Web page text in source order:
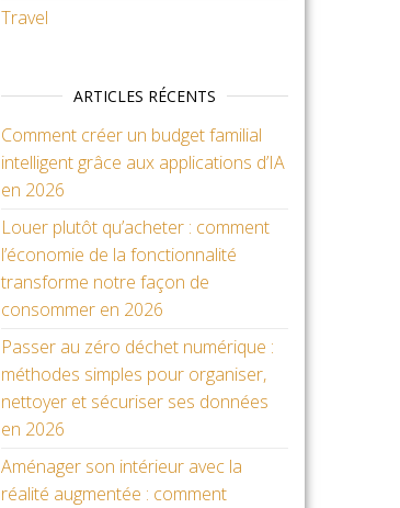
Travel
ARTICLES RÉCENTS
Comment créer un budget familial
intelligent grâce aux applications d’IA
en 2026
Louer plutôt qu’acheter : comment
l’économie de la fonctionnalité
transforme notre façon de
consommer en 2026
Passer au zéro déchet numérique :
méthodes simples pour organiser,
nettoyer et sécuriser ses données
en 2026
Aménager son intérieur avec la
réalité augmentée : comment